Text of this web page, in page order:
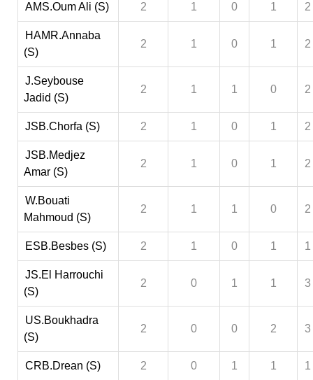
AMS.Oum Ali (S) 2 1 0 1 2
HAMR.Annaba
(S)
2 1 0 1 2
J.Seybouse
Jadid (S)
2 1 1 0 2
JSB.Chorfa (S) 2 1 0 1 2
JSB.Medjez
Amar (S)
2 1 0 1 2
W.Bouati
Mahmoud (S)
2 1 1 0 2
ESB.Besbes (S) 2 1 0 1 1
JS.El Harrouchi
(S)
2 0 1 1 3
US.Boukhadra
(S)
2 0 0 2 3
CRB.Drean (S) 2 0 1 1 1